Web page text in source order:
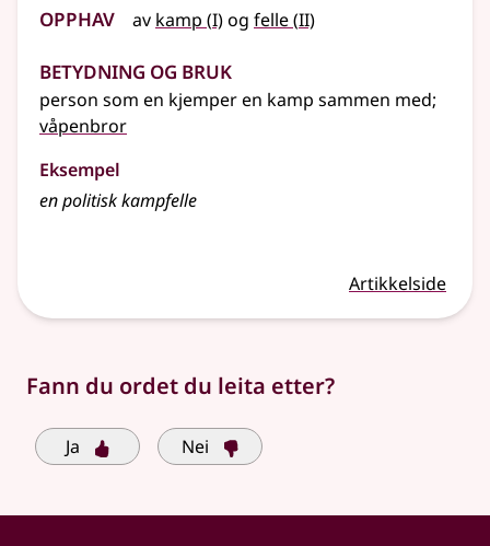
Opphav av kamp (1
I)og felle(2
II)
Betydning og bruk
person som en kjemper en kamp sammen med;
våpenbror
Eksempel
en politisk kampfelle
Artikkelside
Fann du ordet du leita etter?
Ja Nei